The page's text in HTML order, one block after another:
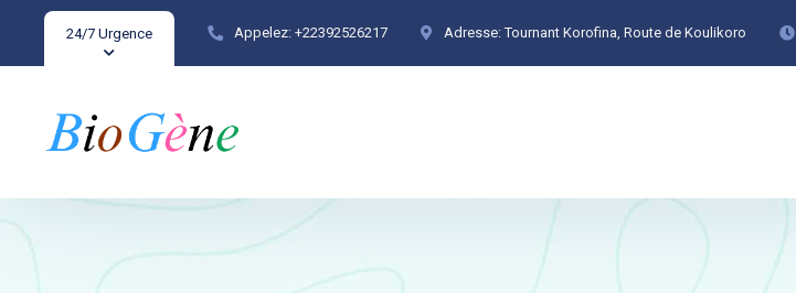
24/7 Urgence Appelez: +22392526217 Adresse: Tournant Korofina, Route de Koulikoro